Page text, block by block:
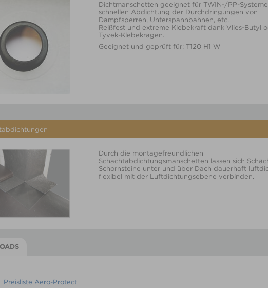
Dichtmanschetten geeignet für TWIN-/PP-
schnellen Abdichtung der Durchdringungen von
Dampfsperren, Unterspannbahnen, etc.
Reißfest und extreme Klebekraft dank Vlies-Butyl
Tyvek-Klebekragen.
Geeignet und geprüft für: T120 H1 W
Durch die montagefreundlichen
Schachtabdichtungsmanschetten lassen sich
Schornsteine unter und über Dach dauerhaft
flexibel mit der Luftdichtungsebene verbinden.
Preisliste Aero-Protect